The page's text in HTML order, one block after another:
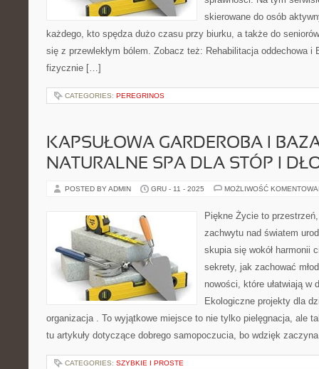
skierowane do osób
każdego, kto spędza dużo czasu przy biurku, a także do
się z przewlekłym bólem. Zobacz też: Rehabilitacja oddechowa i
fizycznie […]
CATEGORIES: PEREGRINOS
KAPSUŁOWA GARDEROBA I
NATURALNE SPA DLA STÓP I
POSTED BY ADMIN GRU - 11 - 2025 MOŻLIWOŚĆ
Piękne Życie to
zachwytu nad światem
skupia się wokół harmonii
sekrety, jak zachować
nowości, które ułatwiają w
Ekologiczne projekty dla
organizacja . To wyjątkowe miejsce to nie tylko pielęgnacja, ale
tu artykuły dotyczące dobrego samopoczucia, bo wdzięk
CATEGORIES: SZYBKIE I PROSTE